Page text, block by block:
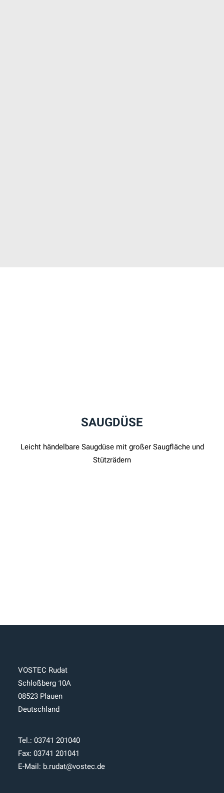
SAUGDÜSE
Leicht händelbare Saugdüse mit großer Saugfläche und
Stützrädern
VOSTEC Rudat
Schloßberg 10A
08523 Plauen
Deutschland
Tel.: 03741 201040
Fax: 03741 201041
E-Mail: b.rudat@vostec.de